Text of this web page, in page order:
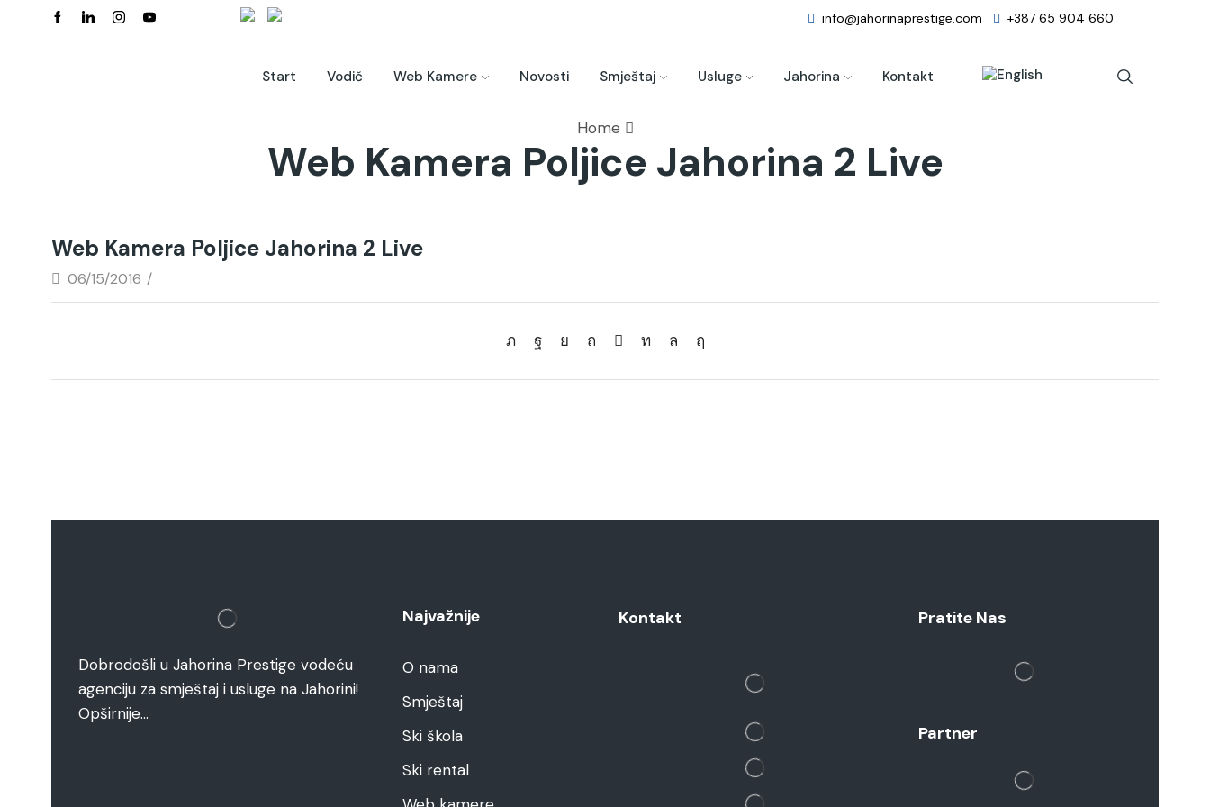
info@jahorinaprestige.com +387 65 904 660
Start Vodič Web Kamere Novosti Smještaj Usluge Jahorina Kontakt
Home
Web Kamera Poljice Jahorina 2 Live
Web Kamera Poljice Jahorina 2 Live
06/15/2016 /
Dobrodošli u Jahorina Prestige vodeću
agenciju za smještaj i usluge na Jahorini!
Opširnije…
Najvažnije
O nama
Smještaj
Ski škola
Ski rental
Kontakt Pratite Nas
Partner